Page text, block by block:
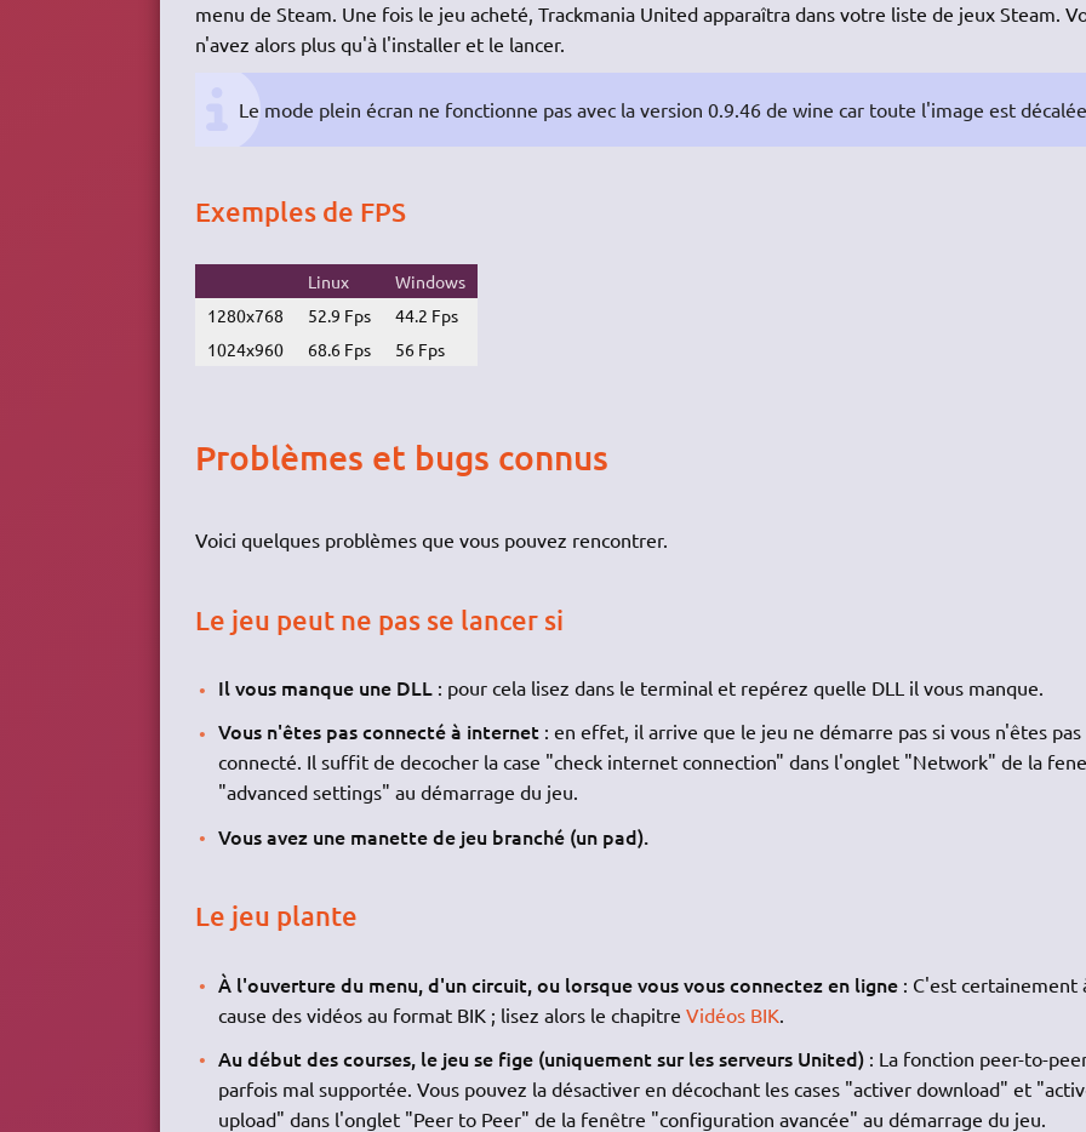
menu de Steam. Une fois le jeu acheté, Trackmania United apparaîtra dans votre liste de jeux Steam.
n'avez alors plus qu'à l'installer et le lancer.
Le mode plein écran ne fonctionne pas avec la version 0.9.46 de wine car toute l'image est décalée
Exemples de FPS
Linux
Windows
1280x768
52.9 Fps
44.2 Fps
1024x960
68.6 Fps 56 Fps
Problèmes et bugs connus
Voici quelques problèmes que vous pouvez rencontrer.
Le jeu peut ne pas se lancer si
Il vous manque une DLL : pour cela lisez dans le terminal et repérez quelle DLL il vous manque.
Vous n'êtes pas connecté à internet : en effet, il arrive que le jeu ne démarre pas si vous n'êtes pas
connecté. Il suffit de decocher la case "check internet connection" dans l'onglet "Network" de la
"advanced settings" au démarrage du jeu.
Vous avez une manette de jeu branché (un pad).
Le jeu plante
À l'ouverture du menu, d'un circuit, ou lorsque vous vous connectez en ligne : C'est certainement
cause des vidéos au format BIK ; lisez alors le chapitreVidéos BIK
Au début des courses, le jeu se fige (uniquement sur les serveurs United) : La fonction peer-to-
parfois mal supportée. Vous pouvez la désactiver en décochant les cases "activer download" et
upload" dans l'onglet "Peer to Peer" de la fenêtre "configuration avancée" au démarrage du jeu.